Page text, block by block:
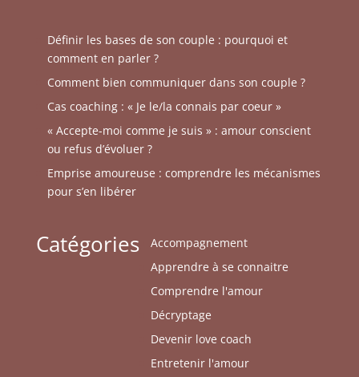
Définir les bases de son couple : pourquoi et
comment en parler ?
Comment bien communiquer dans son couple ?
Cas coaching : « Je le/la connais par coeur »
« Accepte-moi comme je suis » : amour conscient
ou refus d’évoluer ?
Emprise amoureuse : comprendre les mécanismes
pour s’en libérer
Catégories
Accompagnement
Apprendre à se connaitre
Comprendre l'amour
Décryptage
Devenir love coach
Entretenir l'amour